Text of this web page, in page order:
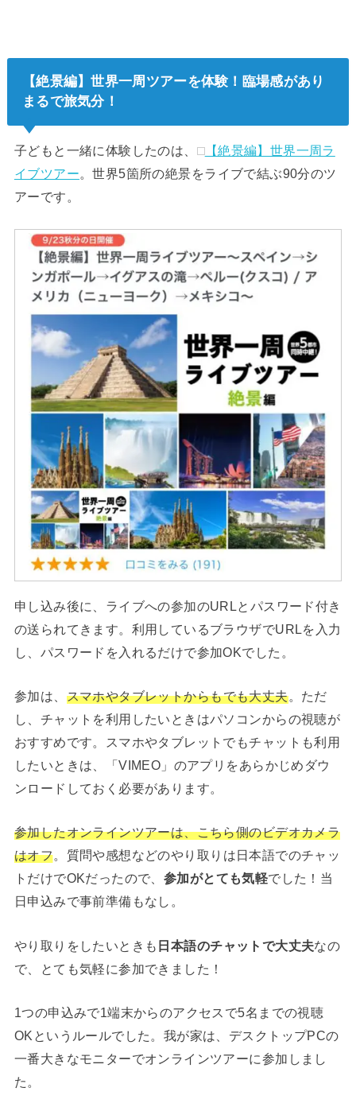
【絶景編】世界一周ツアーを体験！臨場感があり
まるで旅気分！
子どもと一緒に体験したのは、
【絶景編】世界一周ラ
イブツアー。世界5箇所の絶景をライブで結ぶ90分のツ
アーです。
申し込み後に、ライブへの参加のURLとパスワード付き
の送られてきます。利用しているブラウザでURLを入力
し、パスワードを入れるだけで参加OKでした。
参加は、 スマホやタブレットからもでも大丈夫。ただ
し、チャットを利用したいときはパソコンからの視聴が
おすすめです。スマホやタブレットでもチャットも利用
したいときは、「VIMEO」のアプリをあらかじめダウ
ンロードしておく必要があります。
参加したオンラインツアーは、こちら側のビデオカメラ
はオフ。質問や感想などのやり取りは日本語でのチャッ
トだけでOKだったので、 参加がとても気軽でした！当
日申込みで事前準備もなし。
やり取りをしたいときも 日本語のチャットで大丈夫なの
で、とても気軽に参加できました！
1つの申込みで1端末からのアクセスで5名までの視聴
OKというルールでした。我が家は、デスクトップPCの
一番大きなモニターでオンラインツアーに参加しまし
た。